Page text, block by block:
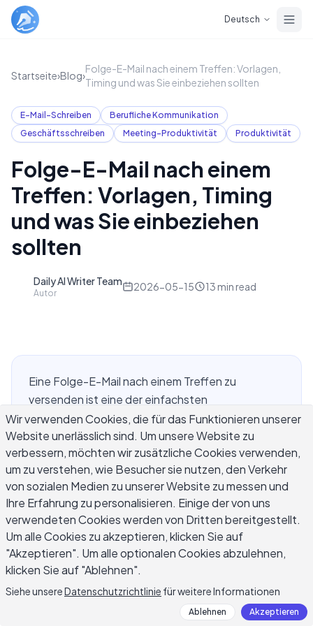
Deutsch
Startseite›Blog›
Folge-E-Mail nach einem Treffen: Vorlagen,
Timing und was Sie einbeziehen sollten
E-Mail-Schreiben
Berufliche Kommunikation
Geschäftsschreiben
Meeting-Produktivität Produktivität
Folge-E-Mail nach einem
Treffen: Vorlagen, Timing
und was Sie einbeziehen
sollten
Daily AI Writer Team
Autor
2026-05-15 13 min read
Eine Folge-E-Mail nach einem Treffen zu
versenden ist eine der einfachsten
Möglichkeiten, um sicherzustellen, dass ein
Gespräch tatsächlich zu etwas führt. Treffen
enden, die Aufmerksamkeit verlagert sich, und die
besprochenen Entscheidungen oder nächsten
Schritte können schnell verblassen, wenn die
Menschen zu ihrer regulären Arbeit zurückkehren.
Eine gut strukturierte E-Mail nach dem Treffen
hält alle auf der gleichen Seite, dokumentiert
Aktionspunkte, und treibt die Dinge voran, ohne
letzten einzuberufen. Egal, ob Sie eine interne
Team-Synchronisation, eine Projektüberprüfung
Wir verwenden Cookies, die für das Funktionieren unserer
Website unerlässlich sind. Um unsere Website zu
verbessern, möchten wir zusätzliche Cookies verwenden,
um zu verstehen, wie Besucher sie nutzen, den Verkehr
von sozialen Medien zu unserer Website zu messen und
Ihre Erfahrung zu personalisieren. Einige der von uns
verwendeten Cookies werden von Dritten bereitgestellt.
Um alle Cookies zu akzeptieren, klicken Sie auf
"Akzeptieren". Um alle optionalen Cookies abzulehnen,
klicken Sie auf "Ablehnen".
Siehe unsereDatenschutzrichtlinie für weitere Informationen
Ablehnen Akzeptieren